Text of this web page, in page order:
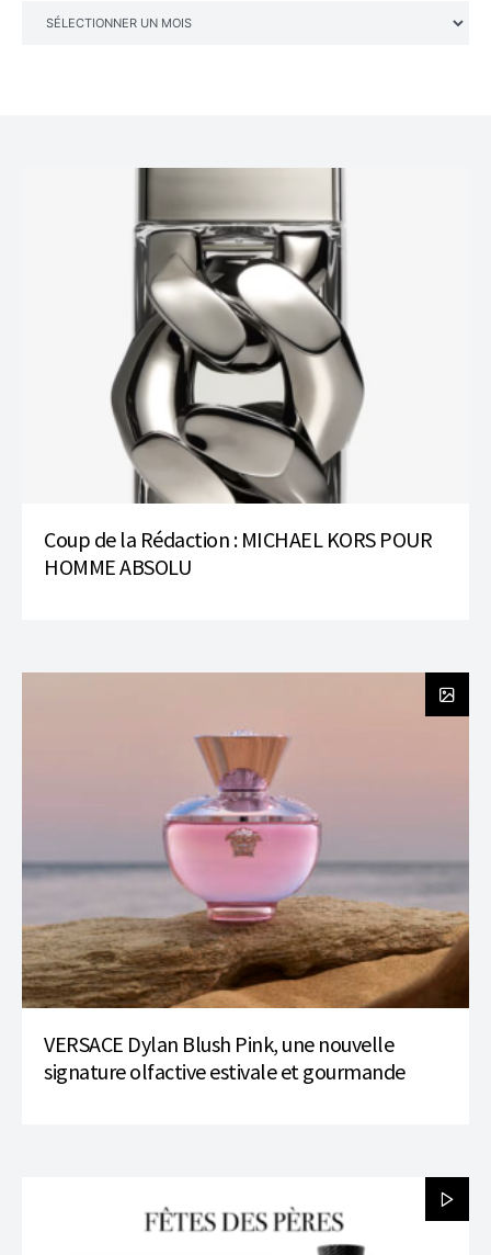
Coup de la Rédaction : MICHAEL KORS POUR
HOMME ABSOLU
VERSACE Dylan Blush Pink, une nouvelle
signature olfactive estivale et gourmande